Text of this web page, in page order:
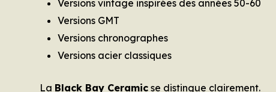
Versions vintage inspirées des années 50-60
Versions GMT
Versions chronographes
Versions acier classiques
La Black Bay Ceramic se distingue clairement.